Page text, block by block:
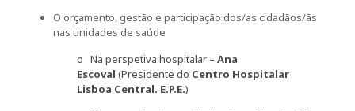
O orçamento, gestão e participação dos/as cidadãos/ãs
nas unidades de saúde
o Na perspetiva hospitalar – Ana
Escoval (Presidente do Centro Hospitalar
Lisboa Central. E.P.E.)